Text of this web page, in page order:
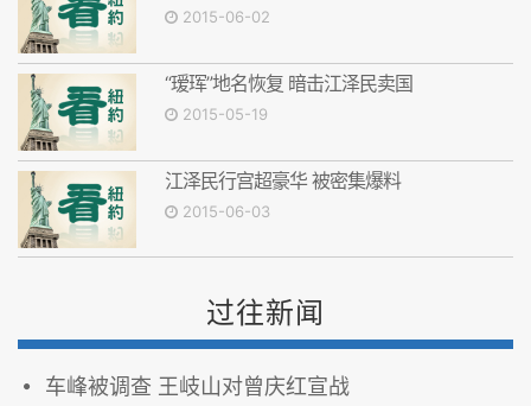
2015-06-02
“瑷珲”地名恢复 暗击江泽民卖国
2015-05-19
江泽民行宫超豪华 被密集爆料
2015-06-03
过往新闻
车峰被调查 王岐山对曾庆红宣战